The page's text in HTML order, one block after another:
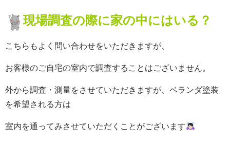
現場調査の際に家の中にはいる？
こちらもよく問い合わせをいただきますが、
お客様のご自宅の室内で調査することはございません。
外から調査・測量をさせていただきますが、ベランダ塗装
を希望される方は
室内を通ってみさせていただくことがございます